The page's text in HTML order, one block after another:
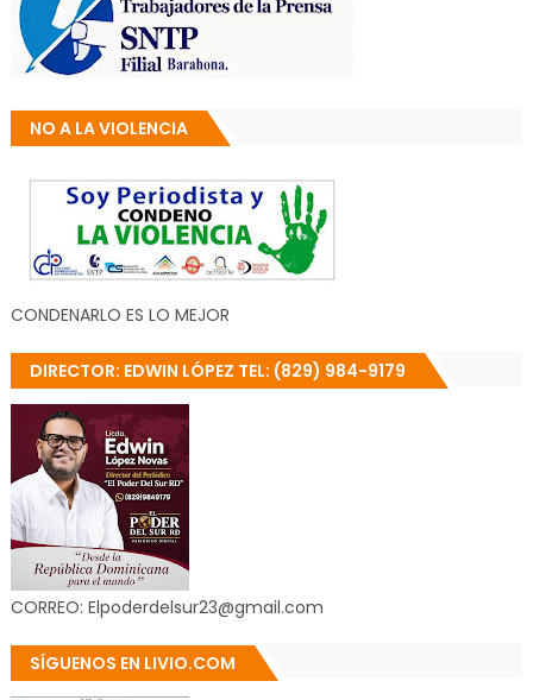
NO A LA VIOLENCIA
CONDENARLO ES LO MEJOR
DIRECTOR: EDWIN LÓPEZ TEL: (829) 984-9179
CORREO: Elpoderdelsur23@gmail.com
SÍGUENOS EN LIVIO.COM